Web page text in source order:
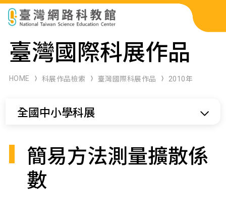
科展作品檢索
科學研習月刊
臺灣國際科展作品
HOME 科展作品檢索 臺灣國際科展作品 2010年
全國中小學科展
簡易方法測量擴散係
數